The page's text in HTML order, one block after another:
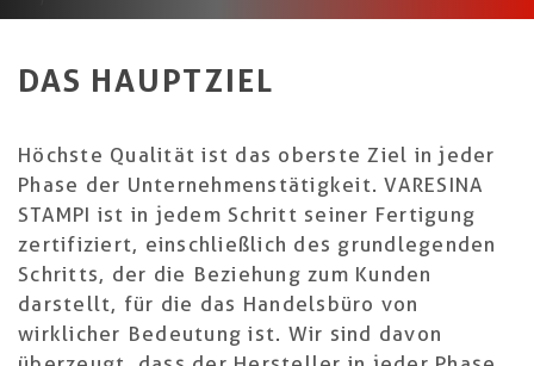
DAS HAUPTZIEL
Höchste Qualität ist das oberste Ziel in jeder
Phase der Unternehmenstätigkeit. VARESINA
STAMPI ist in jedem Schritt seiner Fertigung
zertifiziert, einschließlich des grundlegenden
Schritts, der die Beziehung zum Kunden
darstellt, für die das Handelsbüro von
wirklicher Bedeutung ist. Wir sind davon